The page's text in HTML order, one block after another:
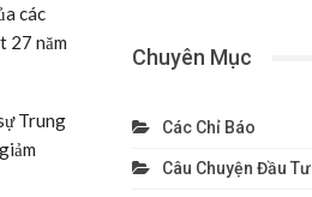
các
27 năm
Trung
Chuyên Mục
Các Chỉ Báo
Câu Chuyện Đầu Tư